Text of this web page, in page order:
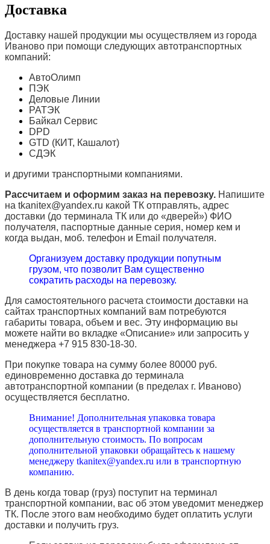
Доставка
Доставку нашей продукции мы осуществляем из города
Иваново при помощи следующих автотранспортных
компаний:
АвтоОлимп
ПЭК
Деловые Линии
РАТЭК
Байкал Сервис
DPD
GTD (КИТ, Кашалот)
СДЭК
и другими транспортными компаниями.
Рассчитаем и оформим заказ на перевозку. Напишите
на tkanitex@yandex.ru какой ТК отправлять, адрес
доставки (до терминала ТК или до «дверей») ФИО
получателя, паспортные данные серия, номер кем и
когда выдан, моб. телефон и Email получателя.
Организуем доставку продукции попутным
грузом, что позволит Вам существенно
сократить расходы на перевозку.
Для самостоятельного расчета стоимости доставки на
сайтах транспортных компаний вам потребуются
габариты товара, объем и вес. Эту информацию вы
можете найти во вкладке «Описание» или запросить у
менеджера +7 915 830-18-30.
При покупке товара на сумму более 80000 руб.
единовременно доставка до терминала
автотранспортной компании (в пределах г. Иваново)
осуществляется бесплатно.
Внимание! Дополнительная упаковка товара
осуществляется в транспортной компании за
дополнительную стоимость. По вопросам
дополнительной упаковки обращайтесь к нашему
менеджеру tkanitex@yandex.ru или в транспортную
компанию.
В день когда товар (груз) поступит на терминал
транспортной компании, вас об этом уведомит менеджер
ТК. После этого вам необходимо будет оплатить услуги
доставки и получить груз.